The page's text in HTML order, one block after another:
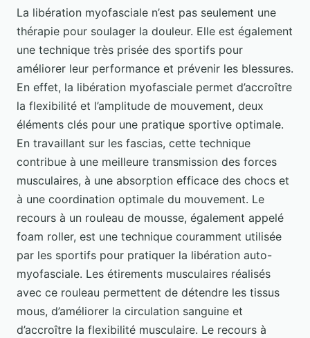
La libération myofasciale n’est pas seulement une
thérapie pour soulager la douleur. Elle est également
une technique très prisée des sportifs pour
améliorer leur performance et prévenir les blessures.
En effet, la libération myofasciale permet d’accroître
la flexibilité et l’amplitude de mouvement, deux
éléments clés pour une pratique sportive optimale.
En travaillant sur les fascias, cette technique
contribue à une meilleure transmission des forces
musculaires, à une absorption efficace des chocs et
à une coordination optimale du mouvement. Le
recours à un rouleau de mousse, également appelé
foam roller, est une technique couramment utilisée
par les sportifs pour pratiquer la libération auto-
myofasciale. Les étirements musculaires réalisés
avec ce rouleau permettent de détendre les tissus
mous, d’améliorer la circulation sanguine et
d’accroître la flexibilité musculaire. Le recours à